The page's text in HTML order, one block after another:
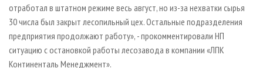
отработал в штатном режиме весь август, но из-за нехватки сырья
30 числа был закрыт лесопильный цех. Остальные подразделения
предприятия продолжают работу», - прокомментировали НП
ситуацию с остановкой работы лесозавода в компании «ЛПК
Континенталь Менеджмент».